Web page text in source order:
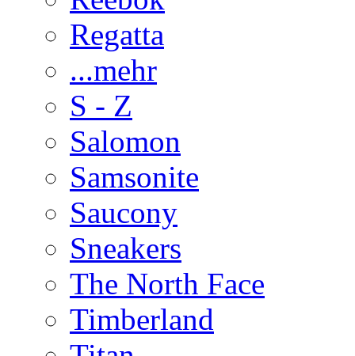
Regatta
...mehr
S - Z
Salomon
Samsonite
Saucony
Sneakers
The North Face
Timberland